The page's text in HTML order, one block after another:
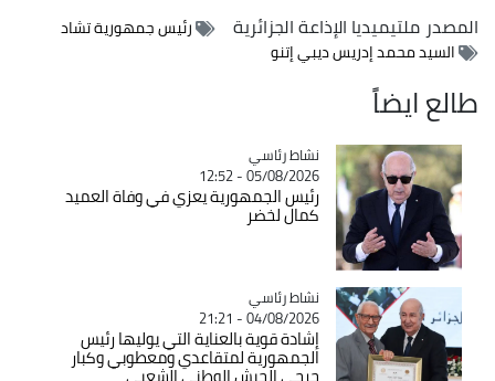
المصدرملتيميديا الإذاعة الجزائرية
رئيس جمهورية تشاد
السيد محمد إدريس ديبي إتنو
طالع ايضاً
Catégorie
نشاط رئاسي
05/08/2026 - 12:52
رئيس الجمهورية يعزي في وفاة العميد
كمال لخضر
Catégorie
نشاط رئاسي
04/08/2026 - 21:21
إشادة قوية بالعناية التي يوليها رئيس
الجمهورية لمتقاعدي ومعطوبي وكبار